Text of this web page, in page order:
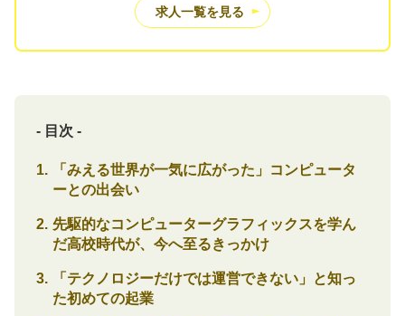
求人一覧を見る
- 目次 -
「みえる世界が一気に広がった」コンピュータ
ーとの出会い
先駆的なコンピューターグラフィックスを学ん
だ高校時代が、今へ至るきっかけ
「テクノロジーだけでは運営できない」と知っ
た初めての起業